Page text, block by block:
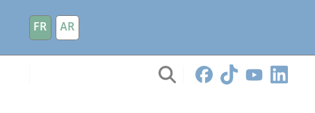
FR
AR